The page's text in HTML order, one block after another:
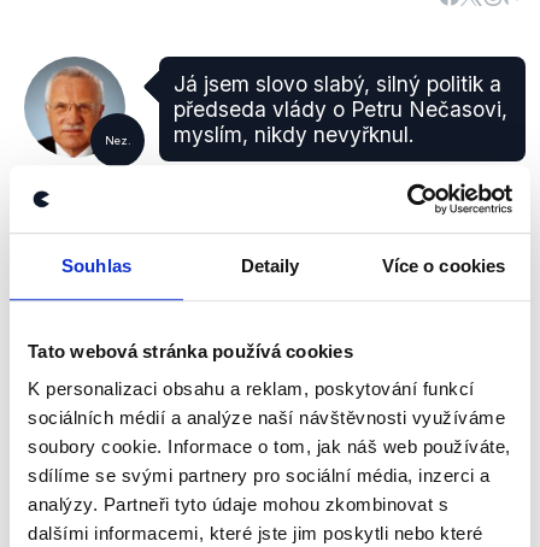
Souhlas Detaily Více o cookies
Tato webová stránka používá cookies
K personalizaci obsahu a reklam, poskytování funkcí
sociálních médií a analýze naší návštěvnosti využíváme
soubory cookie. Informace o tom, jak náš web používáte,
sdílíme se svými partnery pro sociální média, inzerci a
analýzy. Partneři tyto údaje mohou zkombinovat s
dalšími informacemi, které jste jim poskytli nebo které
Nez.
Klaus
Já jsem slovo slabý, silný politik a
předseda vlády o Petru Nečasovi,
myslím, nikdy nevyřknul.
PRAVDA
Klaus na veřejnosti označil Petra Nečase jako
slabého politika. Vládu jako takovou však označoval
za slabou opakovaně, například již vprosinci 2011,
nebo po skončení svého mandátu při přednášcena
VŠE, kde vládu označil jakobezzubou a rozpačitou
vládní koalici jakoslabou a křehkou.
Petra Nečase však jako slabého lídra označil